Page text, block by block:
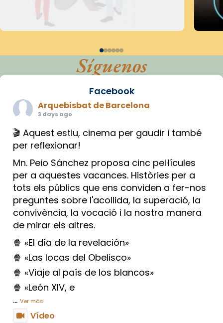
Síguenos
Facebook
Arquebisbat de Barcelona
3 days ago
🎬 Aquest estiu, cinema per gaudir i també
per reflexionar!
Mn. Peio Sánchez proposa cinc pel·lícules
per a aquestes vacances. Històries per a
tots els públics que ens conviden a fer-nos
preguntes sobre l'acollida, la superació, la
convivència, la vocació i la nostra manera
de mirar els altres.
🍿 «El día de la revelación»
🍿 «Las locas del Obelisco»
🍿 «Viaje al país de los blancos»
🍿 «León XIV, e
... Ver más
Vídeo